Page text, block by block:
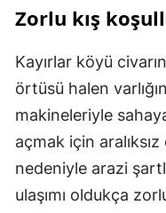
Zorlu kış
Kayırlar köyü
örtüsü halen
makineleriyle
açmak için
nedeniyle arazi
ulaşımı oldukça